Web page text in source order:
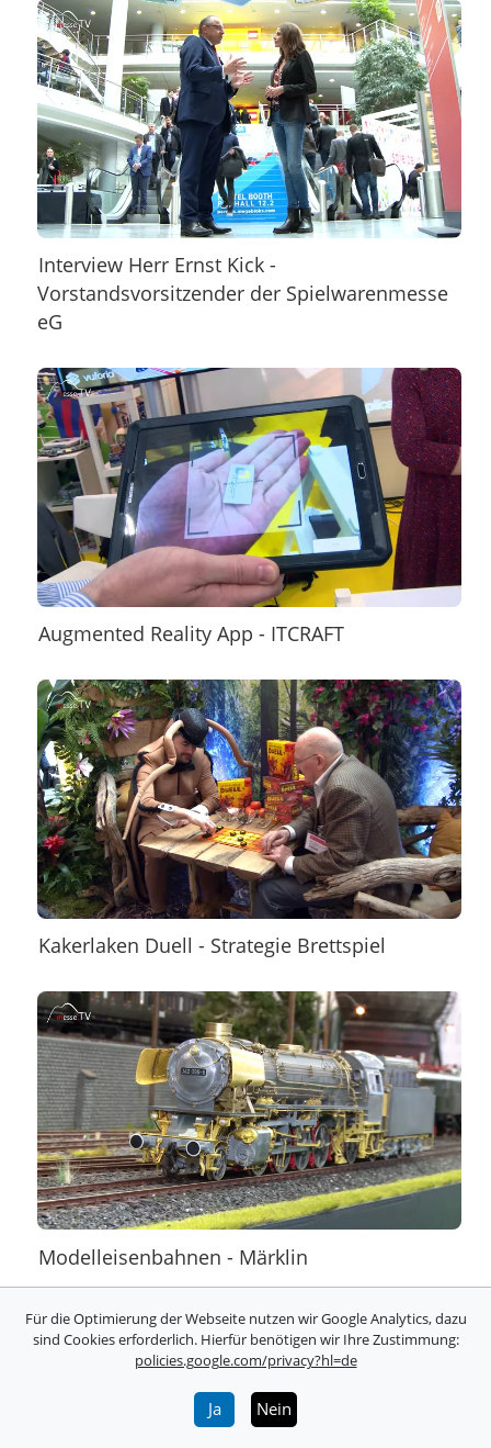
Interview Herr Ernst Kick -
Vorstandsvorsitzender der Spielwarenmesse
eG
Augmented Reality App - ITCRAFT
Kakerlaken Duell - Strategie Brettspiel
Modelleisenbahnen - Märklin
Für die Optimierung der Webseite nutzen wir Google Analytics, dazu
sind Cookies erforderlich. Hierfür benötigen wir Ihre Zustimmung:
policies.google.com/privacy?hl=de
Ja Nein